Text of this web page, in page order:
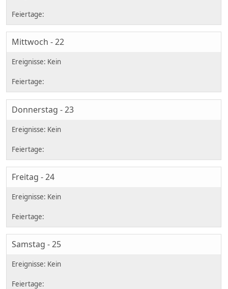
Mittwoch - 22
Donnerstag - 23
Freitag - 24
Samstag - 25